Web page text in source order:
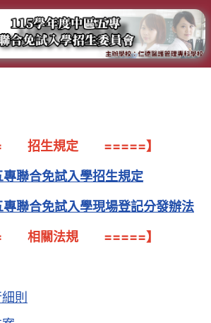
招生規定 =====】
聯合免試入學招生規定
聯合免試入學現場登記分發辦法
相關法規 =====】
則